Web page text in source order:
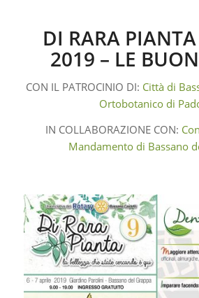
DI RARA
2019 – LE
CON IL PATROCINIO DI: Città di
Ortobotanico di
IN COLLABORAZIONE CON:
Mandamento di Bassano